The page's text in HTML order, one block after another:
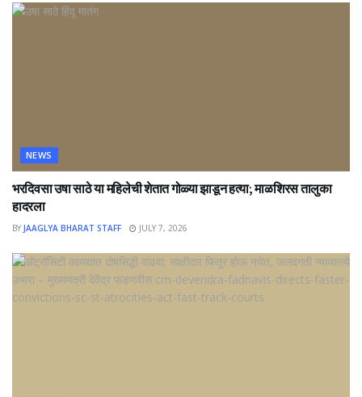
NEWS
भरदिवसा उषा साठे या महिलेची शेतात गोळ्या झाडून हत्या; माळशिरस तालुका
हादरला
BY JAAGLYA BHARAT STAFF JULY 7, 2026